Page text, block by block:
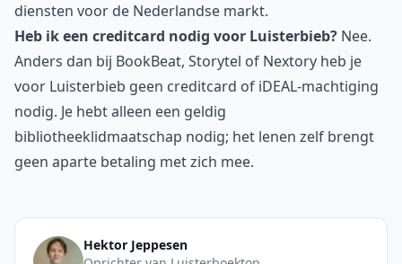
diensten voor de Nederlandse markt.
Heb ik een creditcard nodig voor Luisterbieb? Nee.
Anders dan bij BookBeat, Storytel of Nextory heb je
voor Luisterbieb geen creditcard of iDEAL-machtiging
nodig. Je hebt alleen een geldig
bibliotheeklidmaatschap nodig; het lenen zelf brengt
geen aparte betaling met zich mee.
Hektor Jeppesen